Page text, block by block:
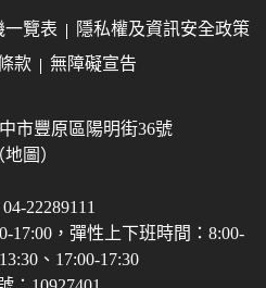
一覽表
隱私權及資訊安全政策
款
無障礙宣告
市豐原區陽明街36號
地圖）
22289111
17:00，彈性上下班時間：8:00-
、17:00-17:30